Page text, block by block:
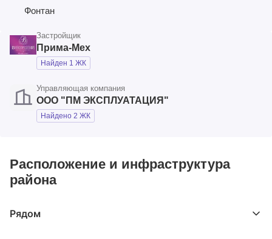
Фонтан
Застройщик
Прима-Мех
Найден 1 ЖК
Управляющая компания
ООО "ПМ ЭКСПЛУАТАЦИЯ"
Найдено 2 ЖК
Расположение и инфраструктура
района
Рядом